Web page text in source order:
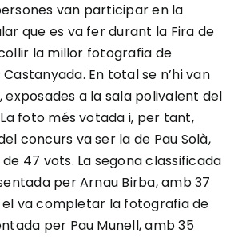
van participar en la
que es va fer durant la Fira de
la millor fotografia de
En total se n’hi van
exposades a la sala polivalent del
foto més votada i, per tant,
concurs va ser la de Pau Solà,
47 vots. La segona classificada
per Arnau Birba, amb 37
el va completar la fotografia de
per Pau Munell, amb 35